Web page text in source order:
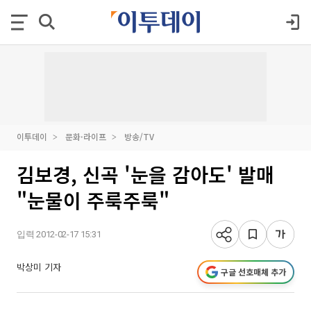
이투데이 문화·라이프 방송/TV
김보경, 신곡 '눈을 감아도' 발매
"눈물이 주룩주룩"
입력 2012-02-17 15:31
박상미 기자 구글 선호매체 추가